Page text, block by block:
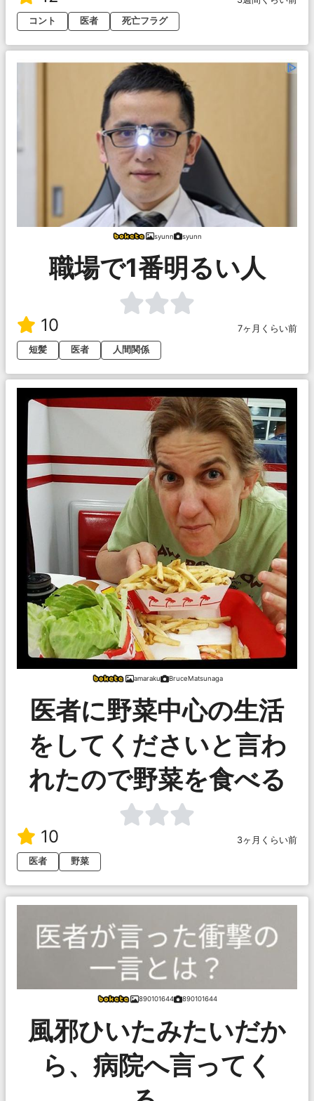
コント
医者 死亡フラグ
syunn syunn
職場で1番明るい人
10
7ヶ月くらい前
短髪
医者 人間関係
amaraku BruceMatsunaga
医者に野菜中心の生活
をしてくださいと言わ
れたので野菜を食べる
10
3ヶ月くらい前
医者
野菜
890101644 890101644
風邪ひいたみたいだか
ら、病院へ言ってく